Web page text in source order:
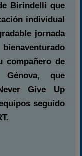
Birindelli que
individual
jornada
compañero de
que
Give Up
seguido